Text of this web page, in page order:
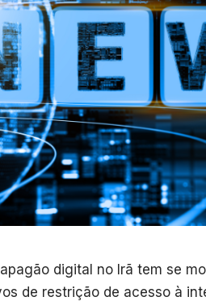
digital no Irã tem se
de restrição de acesso à